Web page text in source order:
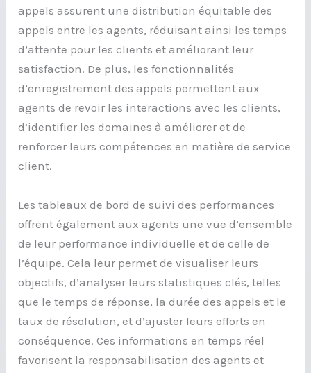
appels assurent une distribution équitable des
appels entre les agents, réduisant ainsi les temps
d’attente pour les clients et améliorant leur
satisfaction. De plus, les fonctionnalités
d’enregistrement des appels permettent aux
agents de revoir les interactions avec les clients,
d’identifier les domaines à améliorer et de
renforcer leurs compétences en matière de service
client.
Les tableaux de bord de suivi des performances
offrent également aux agents une vue d’ensemble
de leur performance individuelle et de celle de
l’équipe. Cela leur permet de visualiser leurs
objectifs, d’analyser leurs statistiques clés, telles
que le temps de réponse, la durée des appels et le
taux de résolution, et d’ajuster leurs efforts en
conséquence. Ces informations en temps réel
favorisent la responsabilisation des agents et